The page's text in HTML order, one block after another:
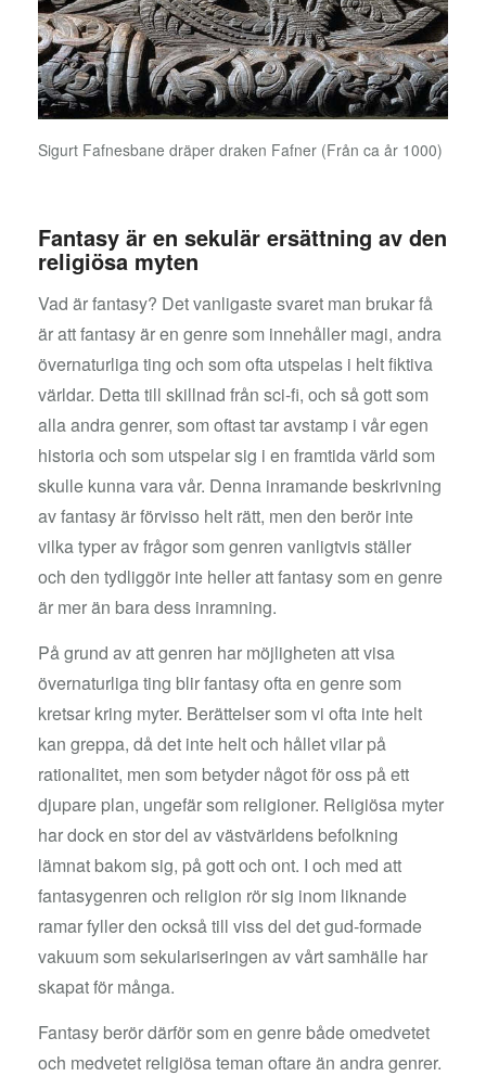
Sigurt Fafnesbane dräper draken Fafner (Från ca år 1000)
Fantasy är en sekulär ersättning av den
religiösa myten
Vad är fantasy? Det vanligaste svaret man brukar få
är att fantasy är en genre som innehåller magi, andra
övernaturliga ting och som ofta utspelas i helt fiktiva
världar. Detta till skillnad från sci-fi, och så gott som
alla andra genrer, som oftast tar avstamp i vår egen
historia och som utspelar sig i en framtida värld som
skulle kunna vara vår. Denna inramande beskrivning
av fantasy är förvisso helt rätt, men den berör inte
vilka typer av frågor som genren vanligtvis ställer
och den tydliggör inte heller att fantasy som en genre
är mer än bara dess inramning.
På grund av att genren har möjligheten att visa
övernaturliga ting blir fantasy ofta en genre som
kretsar kring myter. Berättelser som vi ofta inte helt
kan greppa, då det inte helt och hållet vilar på
rationalitet, men som betyder något för oss på ett
djupare plan, ungefär som religioner. Religiösa myter
har dock en stor del av västvärldens befolkning
lämnat bakom sig, på gott och ont. I och med att
fantasygenren och religion rör sig inom liknande
ramar fyller den också till viss del det gud-formade
vakuum som sekulariseringen av vårt samhälle har
skapat för många.
Fantasy berör därför som en genre både omedvetet
och medvetet religiösa teman oftare än andra genrer.